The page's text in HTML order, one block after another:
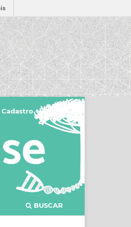
BUSCAR
Cadastro Acesso